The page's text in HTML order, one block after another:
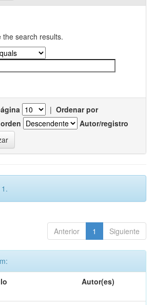
the search results.
| Ordenar por
Autor/registro
Anterior 1 Siguiente
Autor(es)